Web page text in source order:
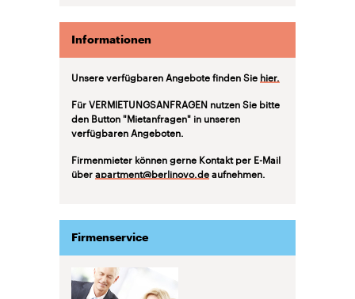
Informationen
Unsere verfügbaren Angebote finden Sie hier.
Für VERMIETUNGSANFRAGEN nutzen Sie bitte
den Button "Mietanfragen" in unseren
verfügbaren Angeboten.
Firmenmieter können gerne Kontakt per E-Mail
überapartment@berlinovo.deaufnehmen.
Firmenservice